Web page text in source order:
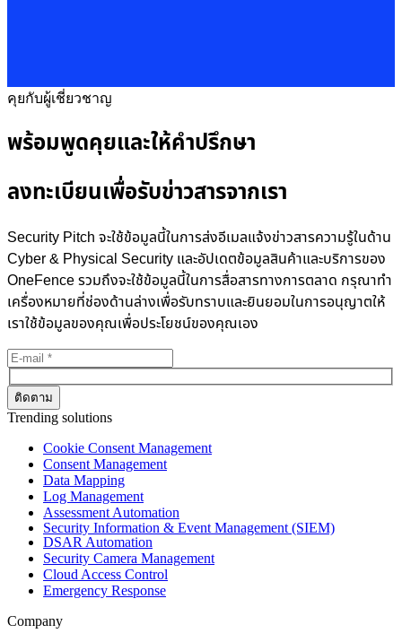
คุยกับผู้เชี่ยวชาญ
พร้อมพูดคุยและให้คำปรึกษา
ลงทะเบียนเพื่อรับข่าวสารจากเรา
Security Pitch จะใช้ข้อมูลนี้ในการส่งอีเมลแจ้งข่าวสารความรู้ในด้าน
Cyber & Physical Security และอัปเดตข้อมูลสินค้าและบริการของ
OneFence รวมถึงจะใช้ข้อมูลนี้ในการสื่อสารทางการตลาด กรุณาทำ
เครื่องหมายที่ช่องด้านล่างเพื่อรับทราบและยินยอมในการอนุญาตให้
เราใช้ข้อมูลของคุณเพื่อประโยชน์ของคุณเอง
Trending solutions
Cookie Consent Management
Consent Management
Data Mapping
Log Management
Assessment Automation
Security Information & Event Management (SIEM)
DSAR Automation
Security Camera Management
Cloud Access Control
Emergency Response
Company